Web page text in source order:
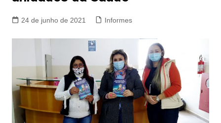
24 de junho de 2021 Informes